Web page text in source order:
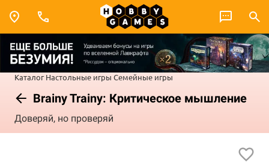
Каталог Настольные игры Семейные игры
Brainy Trainy: Критическое мышление
Доверяй, но проверяй